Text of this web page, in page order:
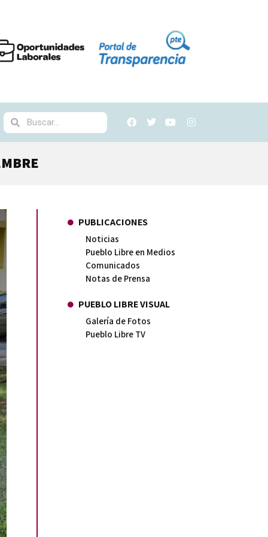
PUBLICACIONES
Noticias
Pueblo Libre en Medios
Comunicados
Notas de Prensa
PUEBLO LIBRE VISUAL
Galería de Fotos
Pueblo Libre TV